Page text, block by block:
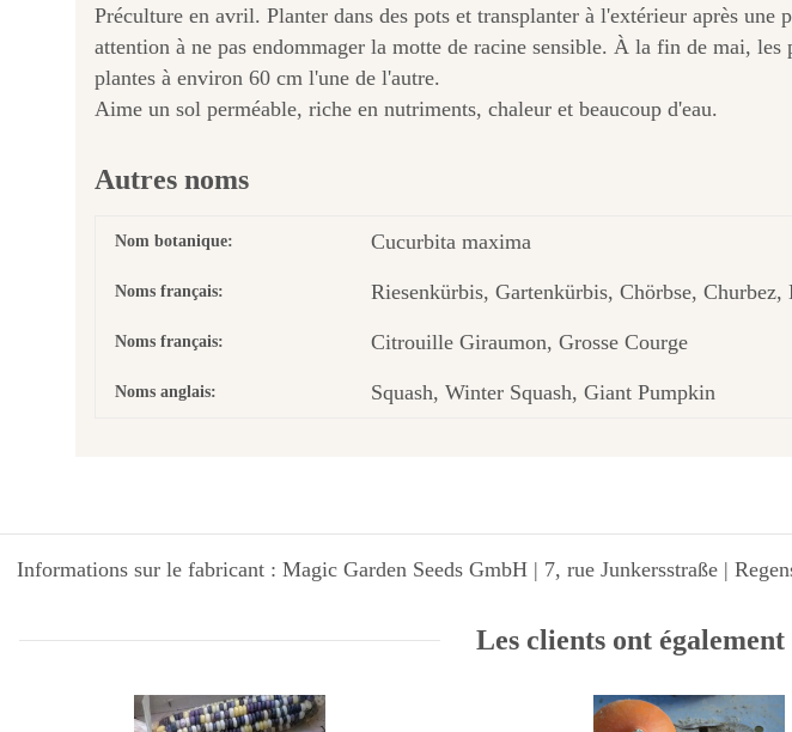
Préculture en avril. Planter dans des pots et transplanter à l'extérieur après
attention à ne pas endommager la motte de racine sensible. À la fin de mai,
plantes à environ 60 cm l'une de l'autre.
Aime un sol perméable, riche en nutriments, chaleur et beaucoup d'eau.
Autres noms
Nom botanique: Cucurbita maxima
Noms français: Riesenkürbis, Gartenkürbis, Chörbse,
Noms français: Citrouille Giraumon, Grosse Courge
Noms anglais: Squash, Winter Squash, Giant Pumpkin
Informations sur le fabricant : Magic Garden Seeds GmbH | 7, rue Junkersstraße |
Les clients ont